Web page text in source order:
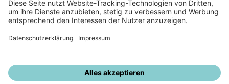
Unsere weiteren Angebote
IBC SOLAR Webseite